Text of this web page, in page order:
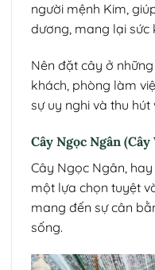
người mệnh Kim,
dương, mang lại sức
Nên đặt cây ở
khách, phòng làm
sự uy nghi và thu hút
Cây Ngọc Ngân
Cây Ngọc Ngân,
một lựa chọn tuyệt
mang đến sự cân
sống.